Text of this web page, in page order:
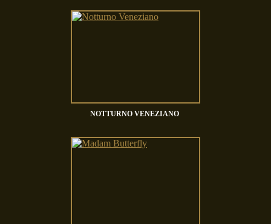
NOTTURNO VENEZIANO